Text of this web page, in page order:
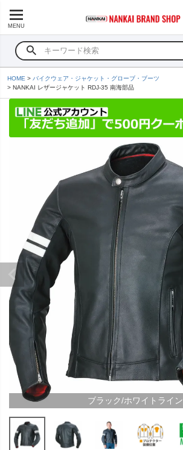
MENU
HOME
バイクウェア・ジャケット・グローブ・ブーツ
NANKAI レザージャケット RDJ-35 南海部品
ブラック/ホワイトライン